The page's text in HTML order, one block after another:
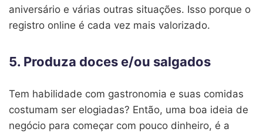
aniversário e várias outras situações. Isso porque o
registro online é cada vez mais valorizado.
5. Produza doces e/ou salgados
Tem habilidade com gastronomia e suas comidas
costumam ser elogiadas? Então, uma boa ideia de
negócio para começar com pouco dinheiro, é a